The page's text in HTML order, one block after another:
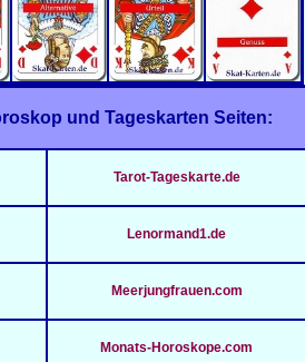
und Tageskarten Seiten:
Tarot-Tageskarte.de
Lenormand1.de
Meerjungfrauen.com
Monats-Horoskope.com